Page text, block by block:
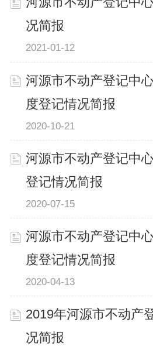
况简报
2021-01-12
河源市不动产登记中
度登记情况简报
2020-10-21
河源市不动产登记中
登记情况简报
2020-07-15
河源市不动产登记中
度登记情况简报
2020-04-13
2019年河源市不动产
况简报